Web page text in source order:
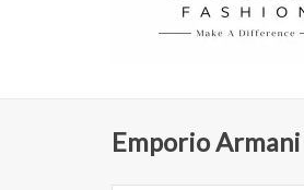
Emporio